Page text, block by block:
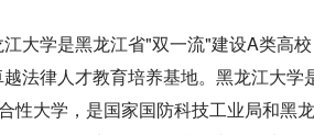
大学是黑龙江省"双一流"建设A类高
法律人才教育培养基地。黑龙江大学
性大学，是国家国防科技工业局和黑